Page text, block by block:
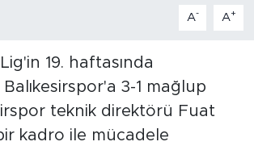
A- A+
19. haftasında
3-1 mağlup
teknik direktörü Fuat
bir kadro ile mücadele